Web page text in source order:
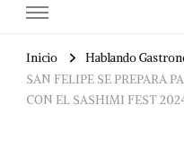
Inicio
Hablando
SAN FELIPE SE PREPARA
CON EL SASHIMI FEST